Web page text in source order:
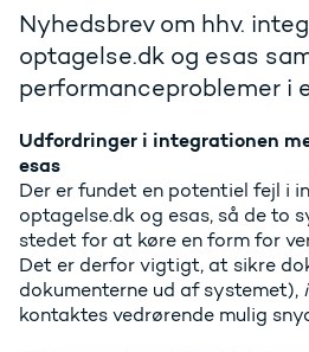
Nyhedsbrev om hhv.
optagelse.dk og esas
performanceproblemer i
Udfordringer i integrationen
esas
Der er fundet en potentiel fejl i
optagelse.dk og esas, så de to
stedet for at køre en form for
Det er derfor vigtigt, at sikre
dokumenterne ud af systemet),
kontaktes vedrørende mulig